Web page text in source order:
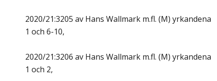
2020/21:3205 av Hans Wallmark m.fl. (M) yrkandena
1 och 6-10,
2020/21:3206 av Hans Wallmark m.fl. (M) yrkandena
1 och 2,